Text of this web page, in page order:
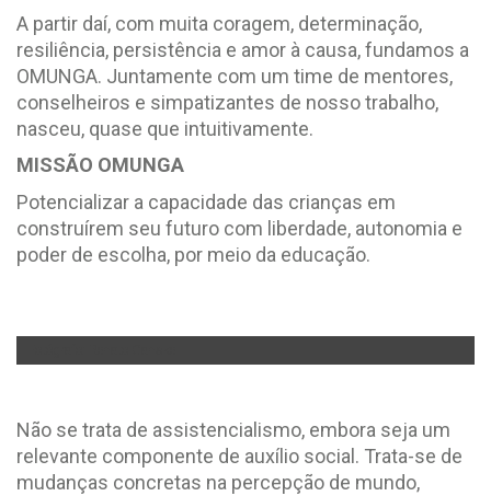
A partir daí, com muita coragem, determinação,
resiliência, persistência e amor à causa, fundamos a
OMUNGA. Juntamente com um time de mentores,
conselheiros e simpatizantes de nosso trabalho,
nasceu, quase que intuitivamente.
MISSÃO OMUNGA
Potencializar a capacidade das crianças em
construírem seu futuro com liberdade, autonomia e
poder de escolha, por meio da educação.
Não se trata de assistencialismo, embora seja um
relevante componente de auxílio social. Trata-se de
mudanças concretas na percepção de mundo,